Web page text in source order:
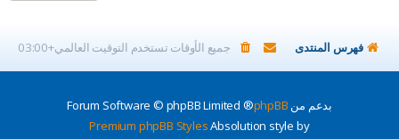
فهرس المنتدى جميع الأوقات تستخدم التوقيت العالمي+03:00
بدعم من phpBB
® Forum Software © phpBB Limited
Absolution style by
Premium phpBB Styles